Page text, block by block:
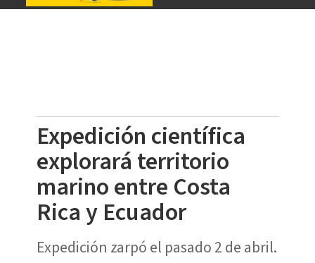
Expedición científica
explorará territorio
marino entre Costa
Rica y Ecuador
Expedición zarpó el pasado 2 de abril.